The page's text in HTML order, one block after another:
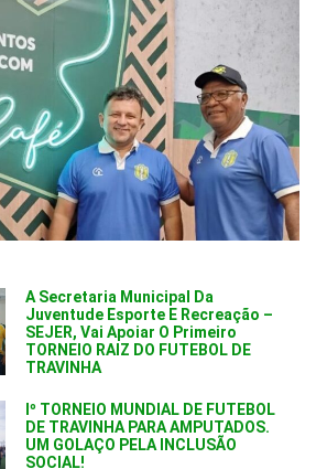
A Secretaria Municipal Da
Juventude Esporte E Recreação –
SEJER, Vai Apoiar O Primeiro
TORNEIO RAIZ DO FUTEBOL DE
TRAVINHA
Iº TORNEIO MUNDIAL DE FUTEBOL
DE TRAVINHA PARA AMPUTADOS.
UM GOLAÇO PELA INCLUSÃO
SOCIAL!